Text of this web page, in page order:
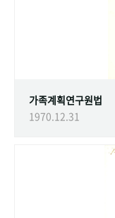
가족계획연구원법
1970.12.31